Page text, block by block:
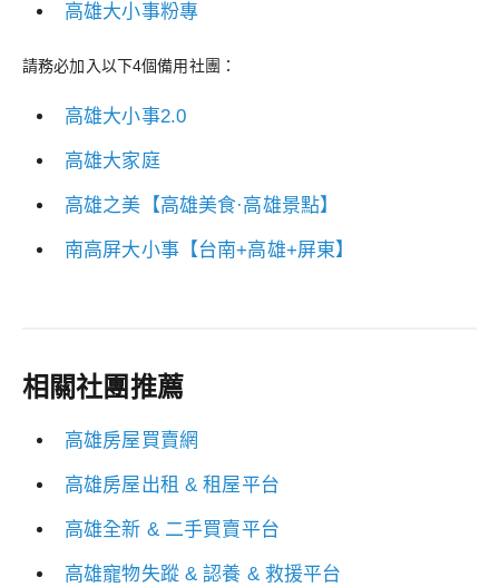
高雄大小事粉專
請務必加入以下4個備用社團：
高雄大小事2.0
高雄大家庭
高雄之美【高雄美食·高雄景點】
南高屏大小事【台南+高雄+屏東】
相關社團推薦
高雄房屋買賣網
高雄房屋出租 & 租屋平台
高雄全新 & 二手買賣平台
高雄寵物失蹤 & 認養 & 救援平台